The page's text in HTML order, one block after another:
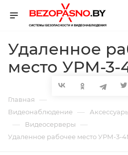
Удаленное
место УРМ-3-
Главная —
Видеонаблюдение —
— Видеосерверы —
Удаленное рабочее место УРМ-3-